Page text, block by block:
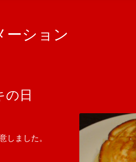
ーション
の日
しました。